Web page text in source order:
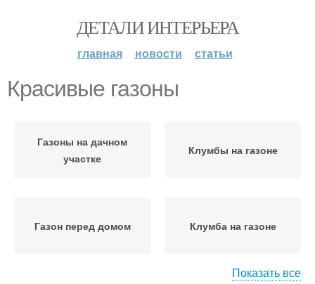
ДЕТАЛИ ИНТЕРЬЕРА
главная новости статьи
Красивые газоны
Газоны на дачном
участке
Клумбы на газоне
Газон перед домом Клумба на газоне
Показать все